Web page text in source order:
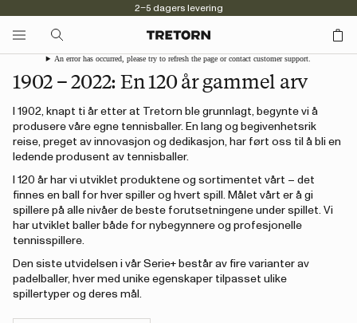
2–5 dagers levering
An error has occurred, please try to refresh the page or contact customer support.
1902 – 2022: En 120 år gammel arv
I 1902, knapt ti år etter at Tretorn ble grunnlagt, begynte vi å
produsere våre egne tennisballer. En lang og begivenhetsrik
reise, preget av innovasjon og dedikasjon, har ført oss til å bli en
ledende produsent av tennisballer.
I 120 år har vi utviklet produktene og sortimentet vårt – det
finnes en ball for hver spiller og hvert spill. Målet vårt er å gi
spillere på alle nivåer de beste forutsetningene under spillet. Vi
har utviklet baller både for nybegynnere og profesjonelle
tennisspillere.
Den siste utvidelsen i vår Serie+ består av fire varianter av
padelballer, hver med unike egenskaper tilpasset ulike
spillertyper og deres mål.